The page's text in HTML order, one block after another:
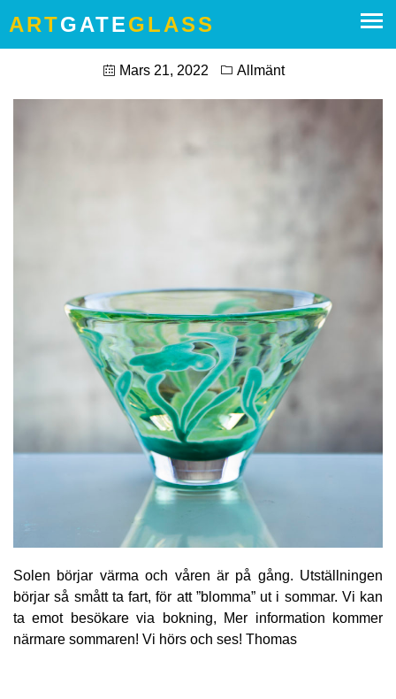
ARTGATEGLASS
Mars 21, 2022 Allmänt
Solen börjar värma och våren är på gång. Utställningen
börjar så smått ta fart, för att ”blomma” ut i sommar. Vi kan
ta emot besökare via bokning, Mer information kommer
närmare sommaren! Vi hörs och ses! Thomas